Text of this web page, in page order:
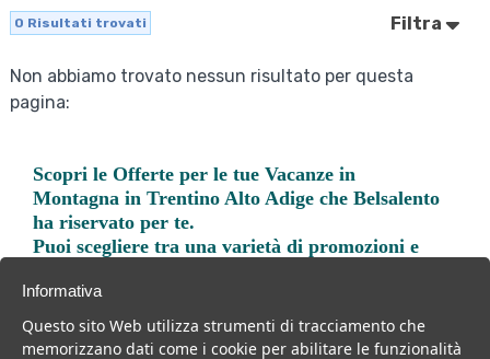
0 Risultati trovati Filtra
Non abbiamo trovato nessun risultato per questa
pagina:
Scopri leOfferte per le tue Vacanze in
Montagna in Trentino Alto Adige che Belsalento
ha riservato per te.
Puoi scegliere tra una varietà di promozioni e
una vacanza indimenticabile.
Informativa
Questo sito Web utilizza strumenti di tracciamento che
memorizzano dati come i cookie per abilitare le funzionalità